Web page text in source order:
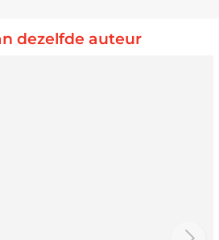
dezelfde auteur